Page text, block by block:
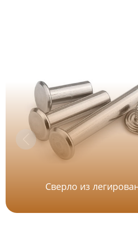
Сверло из